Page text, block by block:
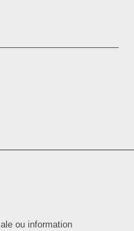
ou information